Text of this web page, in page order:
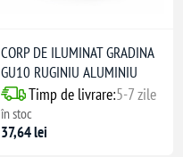
CORP DE ILUMINAT GRADINA
GU10 RUGINIU ALUMINIU
Timp de livrare:5-7 zile
în stoc
37,64 lei